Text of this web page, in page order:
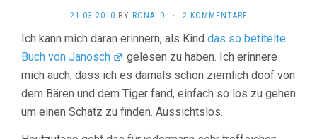
21.03.2010 BY RONALD · 2 KOMMENTARE
Ich kann mich daran erinnern, als Kind das so betitelte
Buch von Janosch
gelesen zu haben. Ich erinnere
mich auch, dass ich es damals schon ziemlich doof von
dem Bären und dem Tiger fand, einfach so los zu gehen
um einen Schatz zu finden. Aussichtslos.